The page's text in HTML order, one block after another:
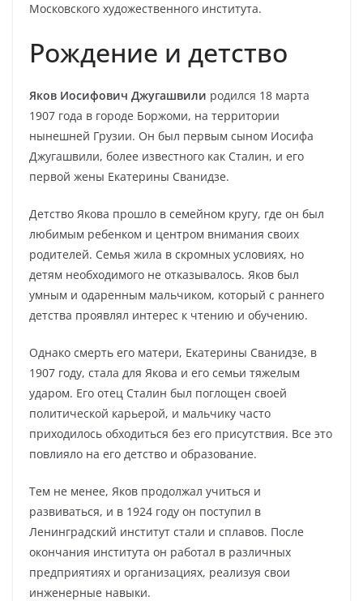
Московского художественного института.
Рождение и детство
Яков Иосифович Джугашвили родился 18 марта
1907 года в городе Боржоми, на территории
нынешней Грузии. Он был первым сыном Иосифа
Джугашвили, более известного как Сталин, и его
первой жены Екатерины Сванидзе.
Детство Якова прошло в семейном кругу, где он был
любимым ребенком и центром внимания своих
родителей. Семья жила в скромных условиях, но
детям необходимого не отказывалось. Яков был
умным и одаренным мальчиком, который с раннего
детства проявлял интерес к чтению и обучению.
Однако смерть его матери, Екатерины Сванидзе, в
1907 году, стала для Якова и его семьи тяжелым
ударом. Его отец Сталин был поглощен своей
политической карьерой, и мальчику часто
приходилось обходиться без его присутствия. Все это
повлияло на его детство и образование.
Тем не менее, Яков продолжал учиться и
развиваться, и в 1924 году он поступил в
Ленинградский институт стали и сплавов. После
окончания института он работал в различных
предприятиях и организациях, реализуя свои
инженерные навыки.